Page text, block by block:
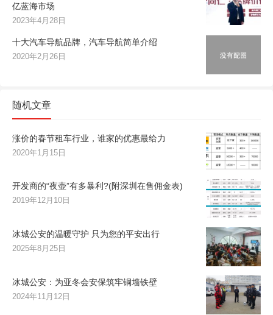
亿蓝海市场
2023年4月28日
十大汽车导航品牌，汽车导航简单介绍
2020年2月26日
随机文章
涨价的春节租车行业，谁家的优惠最给力
2020年1月15日
开发商的“夜壶”有多暴利?(附深圳在售佣金表)
2019年12月10日
冰城公安的温暖守护 只为您的平安出行
2025年8月25日
冰城公安：为亚冬会安保筑牢铜墙铁壁
2024年11月12日